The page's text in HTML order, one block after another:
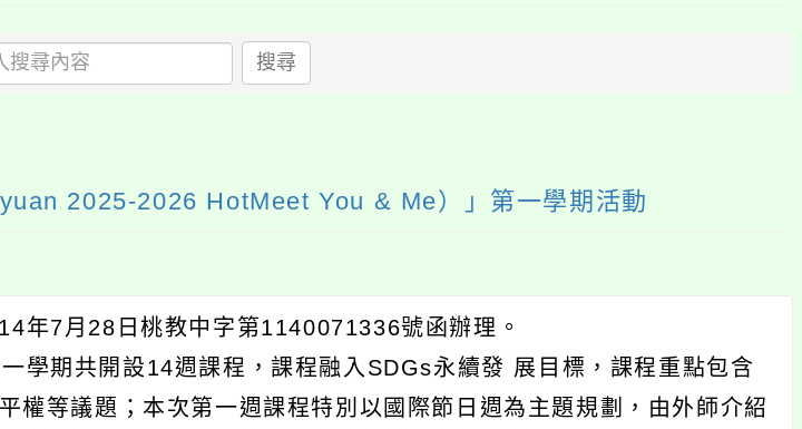
搜尋
2025-2026 HotMeet You & Me）」第一學期活動
7月28日桃教中字第1140071336號函辦理。
期共開設14週課程，課程融入SDGs永續發 展目標，課程重點包含
權等議題；本次第一週課程特別以國際節日週為主題規劃，由外師介紹